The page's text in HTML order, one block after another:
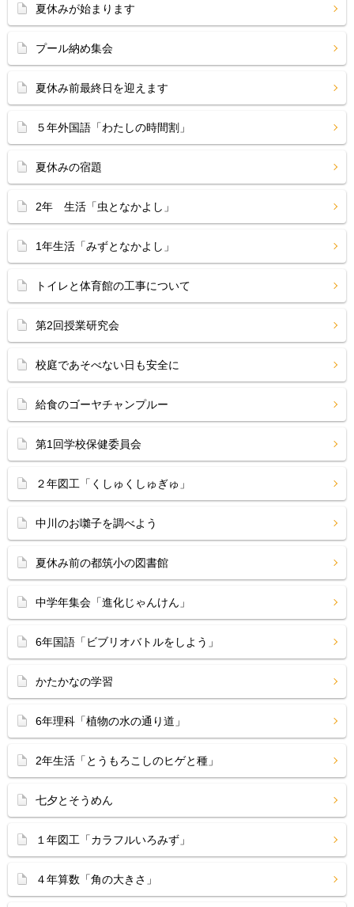
夏休みが始まります
プール納め集会
夏休み前最終日を迎えます
５年外国語「わたしの時間割」
夏休みの宿題
2年 生活「虫となかよし」
1年生活「みずとなかよし」
トイレと体育館の工事について
第2回授業研究会
校庭であそべない日も安全に
給食のゴーヤチャンプルー
第1回学校保健委員会
２年図工「くしゅくしゅぎゅ」
中川のお囃子を調べよう
夏休み前の都筑小の図書館
中学年集会「進化じゃんけん」
6年国語「ビブリオバトルをしよう」
かたかなの学習
6年理科「植物の水の通り道」
2年生活「とうもろこしのヒゲと種」
七夕とそうめん
１年図工「カラフルいろみず」
４年算数「角の大きさ」